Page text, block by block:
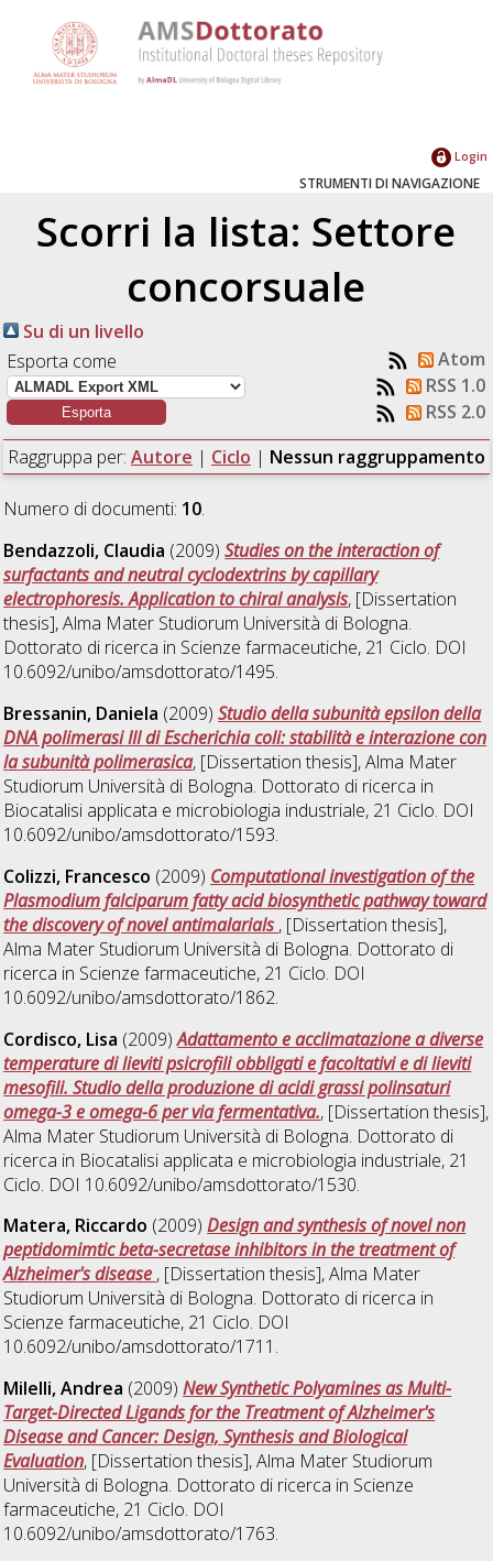
Login
STRUMENTI DI NAVIGAZIONE
Scorri la lista: Settore
concorsuale
Su di un livello
Esporta come
Atom
RSS 1.0
RSS 2.0
Raggruppa per: Autore | Ciclo | Nessun raggruppamento
Numero di documenti: 10.
Bendazzoli, Claudia (2009)Studies on the interaction of
surfactants and neutral cyclodextrins by capillary
electrophoresis. Application to chiral analysis, [Dissertation
thesis], Alma Mater Studiorum Università di Bologna.
Dottorato di ricerca in Scienze farmaceutiche, 21 Ciclo. DOI
10.6092/unibo/amsdottorato/1495.
Bressanin, Daniela (2009)Studio della subunità epsilon della
DNA polimerasi III di Escherichia coli: stabilità e interazione con
la subunità polimerasica, [Dissertation thesis], Alma Mater
Studiorum Università di Bologna. Dottorato di ricerca in
Biocatalisi applicata e microbiologia industriale, 21 Ciclo. DOI
10.6092/unibo/amsdottorato/1593.
Colizzi, Francesco (2009) Computational investigation of the
Plasmodium falciparum fatty acid biosynthetic pathway toward
the discovery of novel antimalarials , [Dissertation thesis],
Alma Mater Studiorum Università di Bologna. Dottorato di
ricerca in Scienze farmaceutiche, 21 Ciclo. DOI
10.6092/unibo/amsdottorato/1862.
Cordisco, Lisa (2009)Adattamento e acclimatazione a diverse
temperature di lieviti psicrofili obbligati e facoltativi e di lieviti
mesofili. Studio della produzione di acidi grassi polinsaturi
omega-3 e omega-6 per via fermentativa., [Dissertation thesis],
Alma Mater Studiorum Università di Bologna. Dottorato di
ricerca in Biocatalisi applicata e microbiologia industriale, 21
Ciclo. DOI 10.6092/unibo/amsdottorato/1530.
Matera, Riccardo (2009)Design and synthesis of novel non
peptidomimtic beta-secretase inhibitors in the treatment of
Alzheimer's disease , [Dissertation thesis], Alma Mater
Studiorum Università di Bologna. Dottorato di ricerca in
Scienze farmaceutiche, 21 Ciclo. DOI
10.6092/unibo/amsdottorato/1711.
Milelli, Andrea (2009)New Synthetic Polyamines as Multi-
Target-Directed Ligands for the Treatment of Alzheimer's
Disease and Cancer: Design, Synthesis and Biological
Evaluation, [Dissertation thesis], Alma Mater Studiorum
Università di Bologna. Dottorato di ricerca in Scienze
farmaceutiche, 21 Ciclo. DOI
10.6092/unibo/amsdottorato/1763.